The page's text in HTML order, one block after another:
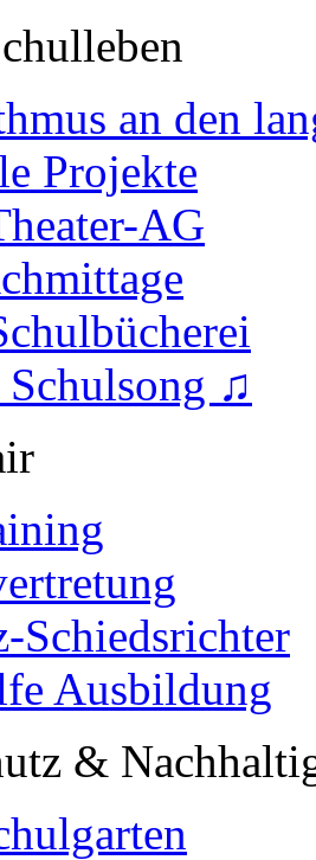
an den
Projekte
AG
♫
Schiedsrichter
Ausbildung
&